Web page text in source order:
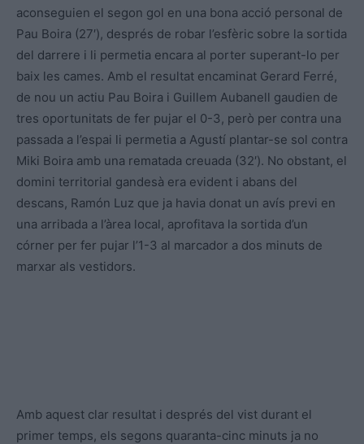
aconseguien el segon gol en una bona acció personal de
Pau Boira (27′), després de robar l’esfèric sobre la sortida
del darrere i li permetia encara al porter superant-lo per
baix les cames. Amb el resultat encaminat Gerard Ferré,
de nou un actiu Pau Boira i Guillem Aubanell gaudien de
tres oportunitats de fer pujar el 0-3, però per contra una
passada a l’espai li permetia a Agustí plantar-se sol contra
Miki Boira amb una rematada creuada (32′). No obstant, el
domini territorial gandesà era evident i abans del
descans, Ramón Luz que ja havia donat un avís previ en
una arribada a l’àrea local, aprofitava la sortida d’un
córner per fer pujar l’1-3 al marcador a dos minuts de
marxar als vestidors.
Amb aquest clar resultat i després del vist durant el
primer temps, els segons quaranta-cinc minuts ja no